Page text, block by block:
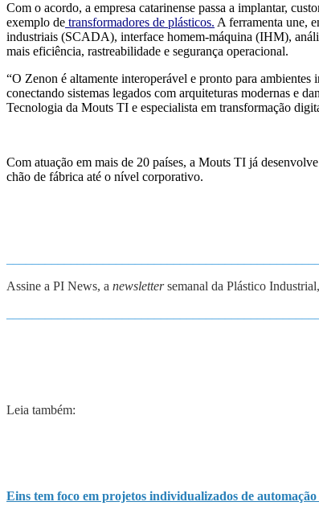
Com o acordo, a empresa catarinense passa a implantar,
exemplo de transformadores de plásticos. A ferramenta une,
industriais (SCADA), interface homem-máquina (IHM),
mais eficiência, rastreabilidade e segurança operacional.
“O Zenon é altamente interoperável e pronto para
conectando sistemas legados com arquiteturas modernas e
Tecnologia da Mouts TI e especialista em transformação
Com atuação em mais de 20 países, a Mouts TI já
chão de fábrica até o nível corporativo.
Assine a PI News, a newslettersemanal da Plástico
Leia também:
Eins tem foco em projetos individualizados de